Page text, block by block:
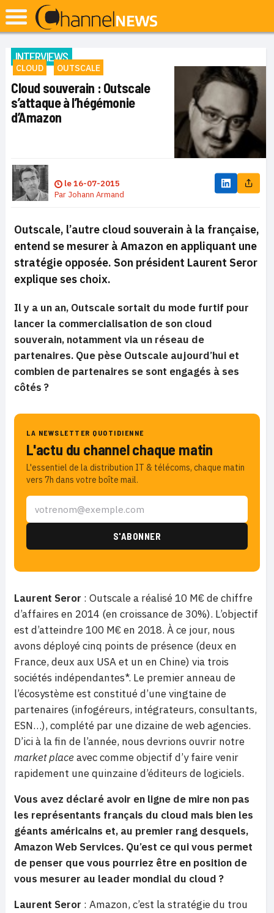
INTERVIEWS
CLOUD OUTSCALE
Cloud souverain : Outscale
s’attaque à l’hégémonie
d’Amazon
le16-07-2015
Par Johann Armand
Outscale, l’autre cloud souverain à la française,
entend se mesurer à Amazon en appliquant une
stratégie opposée. Son président Laurent Seror
explique ses choix.
Il y a un an, Outscale sortait du mode furtif pour
lancer la commercialisation de son cloud
souverain, notamment via un réseau de
partenaires. Que pèse Outscale aujourd’hui et
combien de partenaires se sont engagés à ses
côtés ?
LA NEWSLETTER QUOTIDIENNE
L'actu du channel chaque matin
L'essentiel de la distribution IT & télécoms, chaque matin
vers 7h dans votre boîte mail.
Laurent Seror : Outscale a réalisé 10 M€ de chiffre
d’affaires en 2014 (en croissance de 30%). L’objectif
est d’atteindre 100 M€ en 2018. À ce jour, nous
avons déployé cinq points de présence (deux en
France, deux aux USA et un en Chine) via trois
sociétés indépendantes*. Le premier anneau de
l’écosystème est constitué d’une vingtaine de
partenaires (infogéreurs, intégrateurs, consultants,
ESN…), complété par une dizaine de web agencies.
D’ici à la fin de l’année, nous devrions ouvrir notre
market placeavec comme objectif d’y faire venir
rapidement une quinzaine d’éditeurs de logiciels.
Vous avez déclaré avoir en ligne de mire non pas
les représentants français du cloud mais bien les
géants américains et, au premier rang desquels,
Amazon Web Services. Qu’est ce qui vous permet
de penser que vous pourriez être en position de
vous mesurer au leader mondial du cloud ?
Laurent Seror : Amazon, c’est la stratégie du trou